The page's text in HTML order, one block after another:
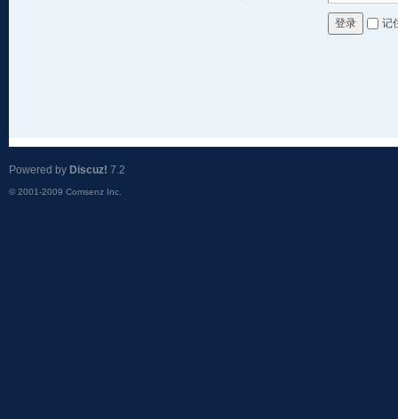
登录 记
Powered by Discuz! 7.2
© 2001-2009 Comsenz Inc.